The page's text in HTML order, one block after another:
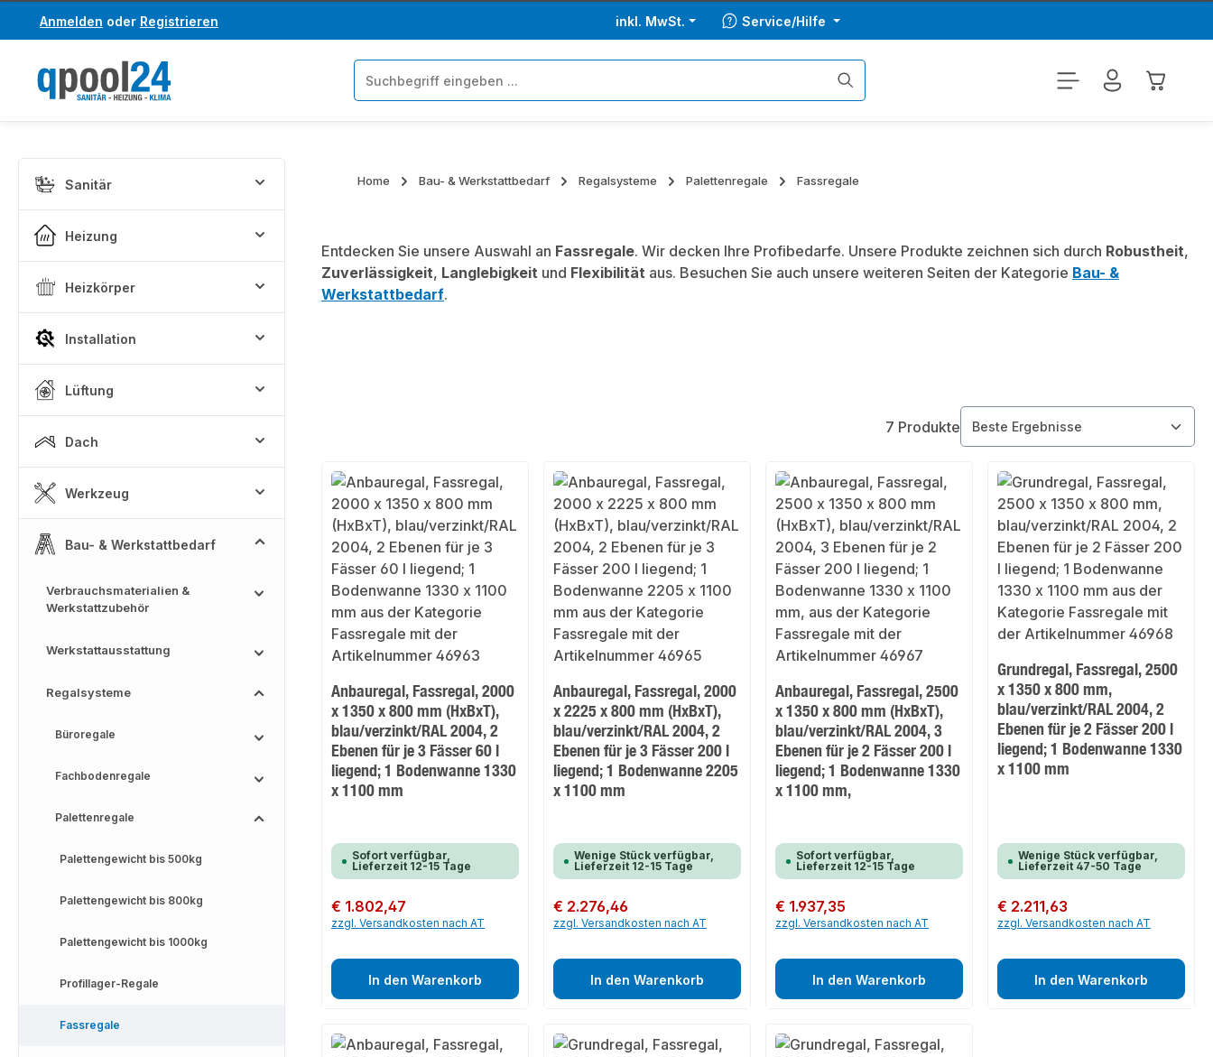
Hauptinhalt springen
Zur Suche springen
Anmelden oder Registrieren inkl. MwSt. Service/Hilfe
Sanitär
Heizung
Heizkörper
Installation
Lüftung
Dach
Werkzeug
Bau- & Werkstattbedarf
Verbrauchsmaterialien &
Werkstattzubehör
Werkstattausstattung
Regalsysteme
Büroregale
Fachbodenregale
Palettenregale
Palettengewicht bis 500kg
Palettengewicht bis 800kg
Palettengewicht bis 1000kg
Profillager-Regale
Fassregale
Home Bau- & Werkstattbedarf Regalsysteme Palettenregale Fassregale
Entdecken Sie unsere Auswahl an Fassregale. Wir decken Ihre Profibedarfe. Unsere Produkte zeichnen sich durch Robustheit,
Zuverlässigkeit, Langlebigkeit und Flexibilität aus. Besuchen Sie auch unsere weiteren Seiten der Kategorie Bau- &
Werkstattbedarf.
7 Produkte
Anbauregal, Fassregal, 2000
x 1350 x 800 mm (HxBxT),
blau/verzinkt/RAL 2004, 2
Ebenen für je 3 Fässer 60 l
liegend; 1 Bodenwanne 1330
x 1100 mm
Sofort verfügbar,
Lieferzeit 12-15 Tage
Regulärer Preis:
€ 1.802,47
zzgl. Versandkosten nach AT
In den Warenkorb
Anbauregal, Fassregal, 2000
x 2225 x 800 mm (HxBxT),
blau/verzinkt/RAL 2004, 2
Ebenen für je 3 Fässer 200 l
liegend; 1 Bodenwanne 2205
x 1100 mm
Wenige Stück verfügbar,
Lieferzeit 12-15 Tage
Regulärer Preis:
€ 2.276,46
zzgl. Versandkosten nach AT
In den Warenkorb
Anbauregal, Fassregal, 2500
x 1350 x 800 mm (HxBxT),
blau/verzinkt/RAL 2004, 3
Ebenen für je 2 Fässer 200 l
liegend; 1 Bodenwanne 1330
x 1100 mm,
Sofort verfügbar,
Lieferzeit 12-15 Tage
Regulärer Preis:
€ 1.937,35
zzgl. Versandkosten nach AT
In den Warenkorb
Grundregal, Fassregal, 2500
x 1350 x 800 mm,
blau/verzinkt/RAL 2004, 2
Ebenen für je 2 Fässer 200 l
liegend; 1 Bodenwanne 1330
x 1100 mm
Wenige Stück verfügbar,
Lieferzeit 47-50 Tage
Regulärer Preis:
€ 2.211,63
zzgl. Versandkosten nach AT
In den Warenkorb